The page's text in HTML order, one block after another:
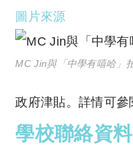
圖片來源
MC Jin與「中學有嘻哈」
政府津貼。詳情可參
學校聯絡資料